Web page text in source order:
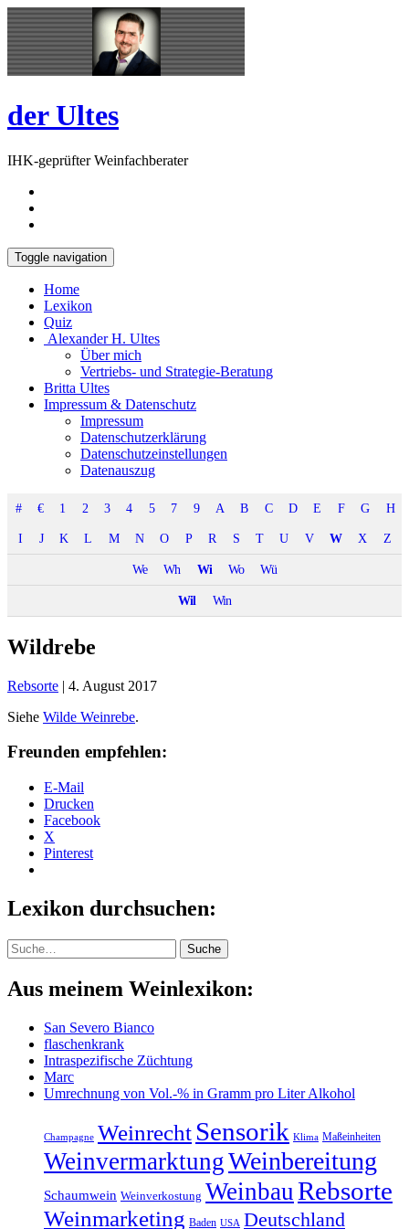
Skip
to
content
Open
Sidebar
der Ultes
IHK-geprüfter Weinfachberater
Toggle navigation
Home
Lexikon
Quiz
Alexander H. Ultes
Über mich
Vertriebs- und Strategie-Beratung
Britta Ultes
Impressum & Datenschutz
Impressum
Datenschutzerklärung
Datenschutzeinstellungen
Datenauszug
# € 1 2 3 4 5 7 9 A B C D E F G H
I J K L M N O P R S T U V W X Z
We Wh Wi Wo Wü
Wil Win
Wildrebe
Rebsorte | 4. August 2017
Siehe Wilde Weinrebe.
Freunden empfehlen:
E-Mail
Drucken
Facebook
X
Pinterest
Lexikon durchsuchen:
Suche Suche
Aus meinem Weinlexikon:
San Severo Bianco
flaschenkrank
Intraspezifische Züchtung
Marc
Umrechnung von Vol.-% in Gramm pro Liter Alkohol
Champagne Weinrecht Sensorik Klima Maßeinheiten
WeinvermarktungWeinbereitung
Schaumwein Weinverkostung Weinbau Rebsorte
Weinmarketing Baden USA Deutschland